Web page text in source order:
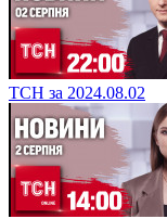
ТСН за 2024.08.02